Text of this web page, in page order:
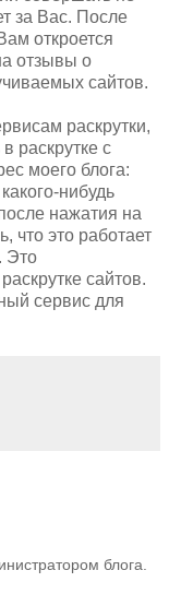
за Вас. После
откроется
отзывы о
сайтов.
раскрутки,
раскрутке с
моего блога:
нибудь
нажатия на
что это работает
Это
сайтов.
сервис для
блога.